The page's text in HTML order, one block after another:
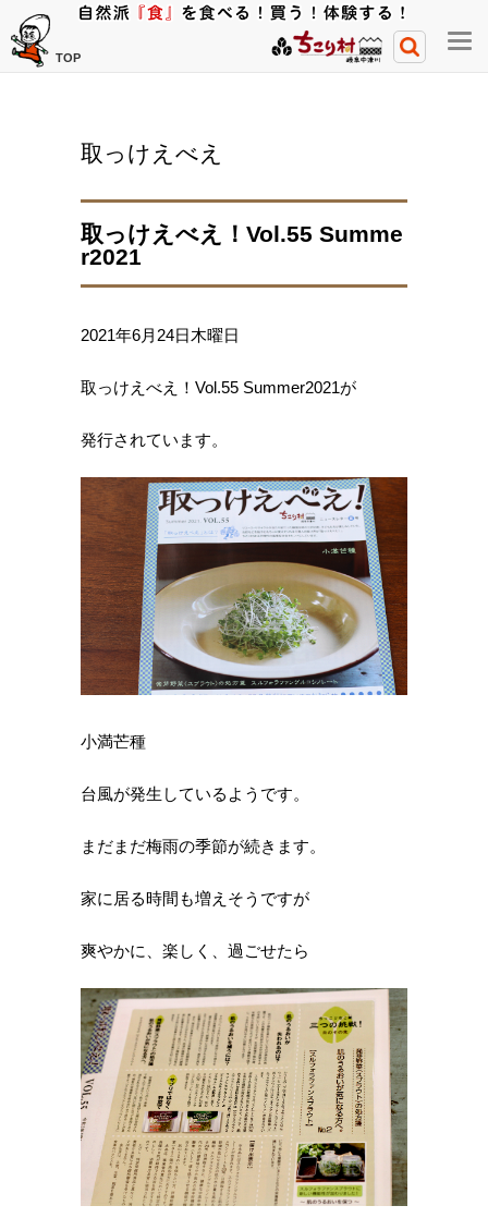
TOP
メ
ニ
取っけえべえ
取っけえべえ！Vol.55 Summe
r2021
2021年6月24日木曜日
取っけえべえ！Vol.55 Summer2021が
発行されています。
小満芒種
台風が発生しているようです。
まだまだ梅雨の季節が続きます。
家に居る時間も増えそうですが
爽やかに、楽しく、過ごせたら